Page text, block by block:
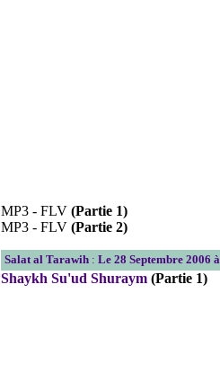
MP3 - FLV (Partie 1)
MP3 - FLV (Partie 2)
Salat al Tarawih : Le 28 Septembre 2006
Shaykh Su'ud Shuraym (Partie 1)